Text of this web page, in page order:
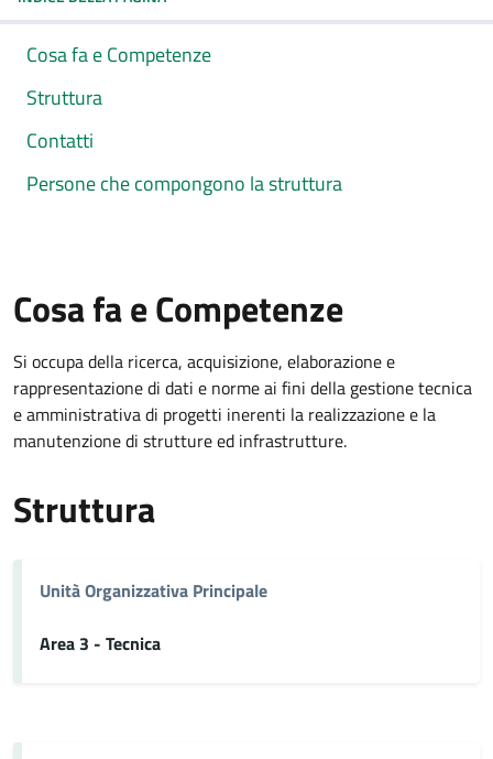
Cosa fa e Competenze
Struttura
Contatti
Persone che compongono la struttura
Cosa fa e Competenze
Si occupa della ricerca, acquisizione, elaborazione e
rappresentazione di dati e norme ai fini della gestione tecnica
e amministrativa di progetti inerenti la realizzazione e la
manutenzione di strutture ed infrastrutture.
Struttura
Unità Organizzativa Principale
Area 3 - Tecnica